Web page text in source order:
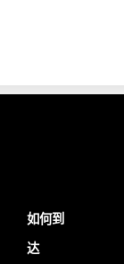
如何到
达